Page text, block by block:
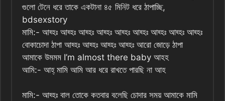
গুলো টেনে ধরে তাকে একটানা ৪৫ মিনিট ধরে ঠাপাচ্ছি,
bdsexstory
মামি:- আহ্হঃ আহ্হঃ আহ্হঃ আহ্হঃ আহ্হঃ আহ্হঃ আহ্হঃ আহ্হঃ আহ্হঃ
বোকাচোদা ঠাপা আহ্হঃ আহ্হঃ আহ্হঃ আহ্হঃ আরো জোড়ে ঠাপা
আমাকে উমমম I’m almost there baby আহহ
আমি:- আহ্ মামি আমি আর ধরে রাখতে পারছি না আহ
মামি:- আহ্হঃ বাল তোকে কতবার বলেছি চোদার সময় আমাকে মামি